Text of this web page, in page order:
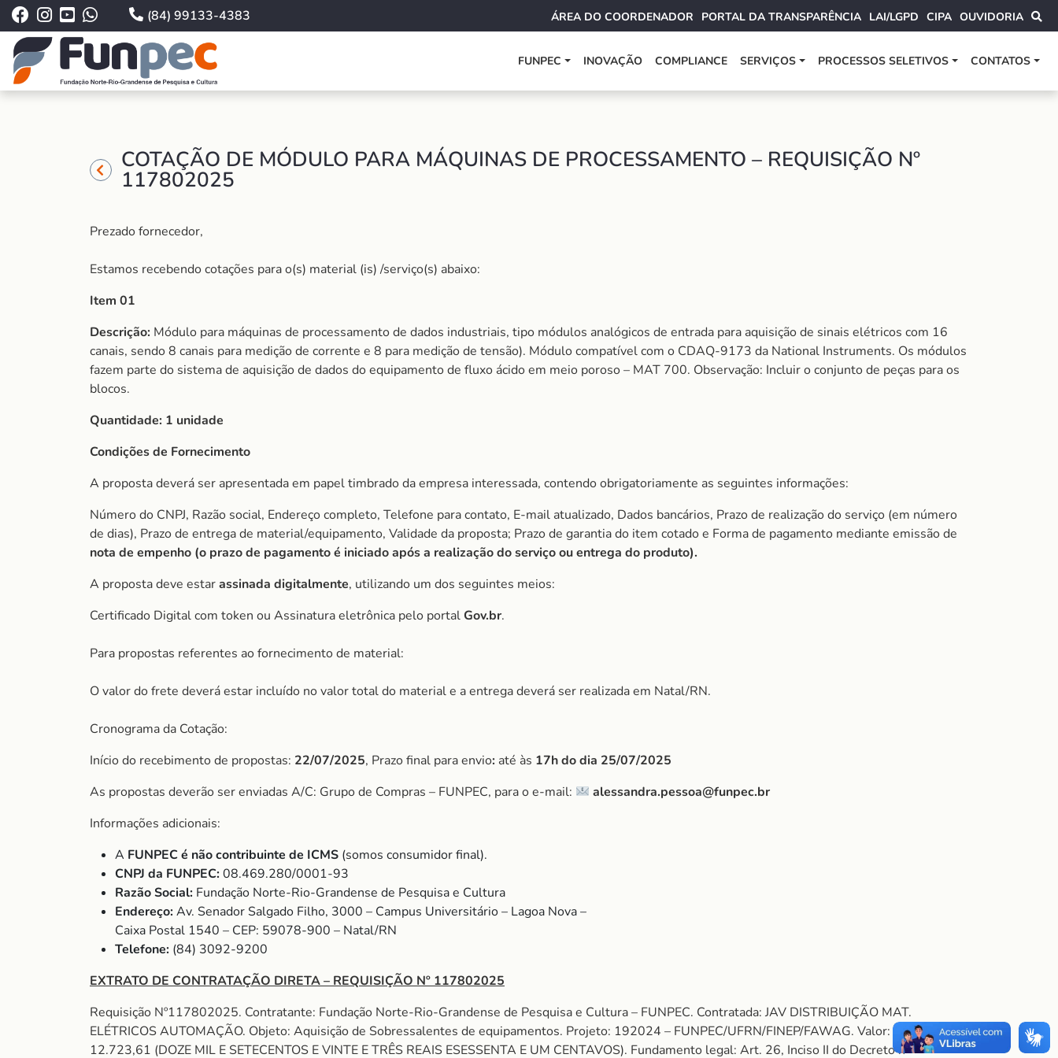
(84) 99133-4383 ÁREA DO COORDENADOR PORTAL DA TRANSPARÊNCIA LAI/LGPD CIPA OUVIDORIA
FUNPEC INOVAÇÃO COMPLIANCE SERVIÇOS PROCESSOS SELETIVOS CONTATOS
COTAÇÃO DE MÓDULO PARA MÁQUINAS DE PROCESSAMENTO – REQUISIÇÃO Nº
117802025
Prezado fornecedor,
Estamos recebendo cotações para o(s) material (is) /serviço(s) abaixo:
Item 01
Descrição: Módulo para máquinas de processamento de dados industriais, tipo módulos analógicos de entrada para aquisição de sinais elétricos com 16
canais, sendo 8 canais para medição de corrente e 8 para medição de tensão). Módulo compatível com o CDAQ-9173 da National Instruments. Os módulos
fazem parte do sistema de aquisição de dados do equipamento de fluxo ácido em meio poroso – MAT 700. Observação: Incluir o conjunto de peças para os
blocos.
Quantidade: 1 unidade
Condições de Fornecimento
A proposta deverá ser apresentada em papel timbrado da empresa interessada, contendo obrigatoriamente as seguintes informações:
Número do CNPJ, Razão social, Endereço completo, Telefone para contato, E-mail atualizado, Dados bancários, Prazo de realização do serviço (em número
de dias), Prazo de entrega de material/equipamento, Validade da proposta; Prazo de garantia do item cotado e Forma de pagamento mediante emissão de
nota de empenho (o prazo de pagamento é iniciado após a realização do serviço ou entrega do produto).
A proposta deve estarassinada digitalmente, utilizando um dos seguintes meios:
Certificado Digital com token ou Assinatura eletrônica pelo portalGov.br.
Para propostas referentes ao fornecimento de material:
O valor do frete deverá estar incluído no valor total do material e a entrega deverá ser realizada em Natal/RN.
Cronograma da Cotação:
Início do recebimento de propostas: 22/07/2025, Prazo final para envio: até às 17h do dia 25/07/2025
As propostas deverão ser enviadas A/C: Grupo de Compras – FUNPEC, para o e-mail:
alessandra.pessoa@funpec.br
Informações adicionais:
A FUNPEC é não contribuinte de ICMS (somos consumidor final).
CNPJ da FUNPEC:08.469.280/0001-93
Razão Social: Fundação Norte-Rio-Grandense de Pesquisa e Cultura
Endereço:Av. Senador Salgado Filho, 3000 – Campus Universitário – Lagoa Nova –
Caixa Postal 1540 – CEP: 59078-900 – Natal/RN
Telefone: (84) 3092-9200
EXTRATO DE CONTRATAÇÃO DIRETA – REQUISIÇÃO Nº 117802025
Requisição Nº117802025. Contratante: Fundação Norte-Rio-Grandense de Pesquisa e Cultura – FUNPEC. Contratada: JAV DISTRIBUIÇÃO MAT.
ELÉTRICOS AUTOMAÇÃO. Objeto: Aquisição de Sobressalentes de equipamentos. Projeto: 192024 – FUNPEC/UFRN/FINEP/FAWAG. Valor: R$
12.723,61 (DOZE MIL E SETECENTOS E VINTE E TRÊS REAIS ESESSENTA E UM CENTAVOS). Fundamento legal: Art. 26, Inciso II do Decreto nº